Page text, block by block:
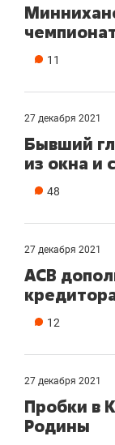
11
27 декабря 2021
Бывший
из окна и
48
27 декабря 2021
АСВ
12
27 декабря 2021
Пробки в
Родины